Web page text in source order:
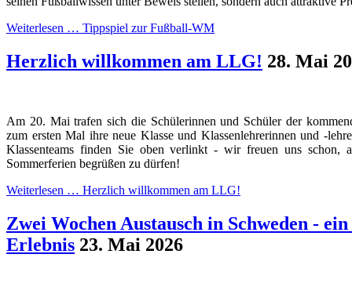
Weiterlesen … Tippspiel zur Fußball-WM
Herzlich willkommen am LLG! 28. Mai
Am 20. Mai trafen sich die Schülerinnen und Schüler der
zum ersten Mal ihre neue Klasse und Klassenlehrerinnen und -
Klassenteams finden Sie oben verlinkt - wir freuen uns schon,
Sommerferien begrüßen zu dürfen!
Weiterlesen … Herzlich willkommen am LLG!
Zwei Wochen Austausch in Schweden -
Erlebnis 23. Mai 2026